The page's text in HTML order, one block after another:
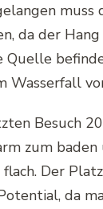
muss
da der
Quelle
Wasserfall
Besuch
zum
Der
da